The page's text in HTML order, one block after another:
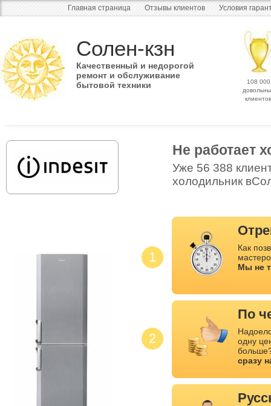
Главная страница Отзывы клиентов Условия
Солен-кзн
Качественный и недорогой
ремонт и обслуживание
бытовой техники
108 000
клиентов
Не работает
Уже 56 388
холодильник
1
2
Как
Мы не
По
одну
сразу